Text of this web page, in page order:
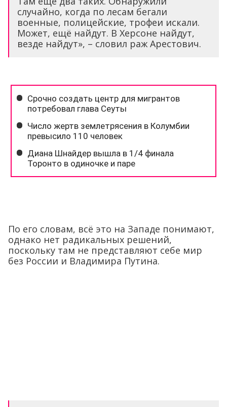
случайно, когда по лесам бегали
военные, полицейские, трофеи искали.
Может, ещё найдут. В Херсоне найдут,
везде найдут», – словил раж Арестович.
По его словам, всё это на Западе понимают,
однако нет радикальных решений,
поскольку там не представляют себе мир
без России и Владимира Путина.